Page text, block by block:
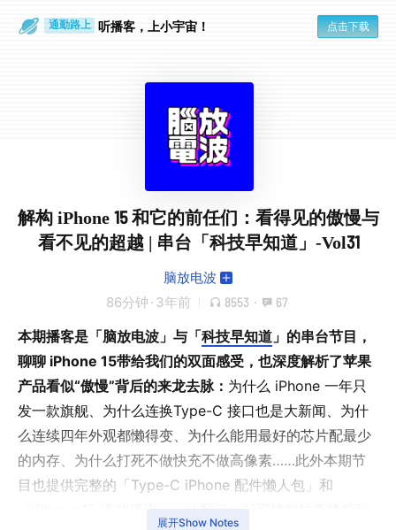
通勤路上 听播客，上小宇宙！ 点击下载
解构 iPhone 15 和它的前任们：看得见的傲慢与
看不见的超越 | 串台「科技早知道」-Vol31
脑放电波
86分钟 · 3年前 8553 · 67
本期播客是「脑放电波」与「科技早知道 」的串台节目，
聊聊 iPhone 15带给我们的双面感受，也深度解析了苹果
产品看似“傲慢”背后的来龙去脉： 为什么 iPhone 一年只
发一款旗舰、为什么连换Type-C 接口也是大新闻、为什
么连续四年外观都懒得变、为什么能用最好的芯片配最少
的内存、为什么打死不做快充不做高像素……此外本期节
目也提供完整的「Type-C iPhone 配件懒人包」和
「iPhone 15 选购建议」，让我们一起迎接科技春晚的到
展开Show Notes